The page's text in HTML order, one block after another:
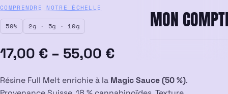
MON
COMPRENDRE NOTRE ÉCHELLE
50% 2g · 5g · 10g
17,00 € – 55,00 €
Plage
de
Résine Full Melt enrichie à la Magic Sauce (50 %).